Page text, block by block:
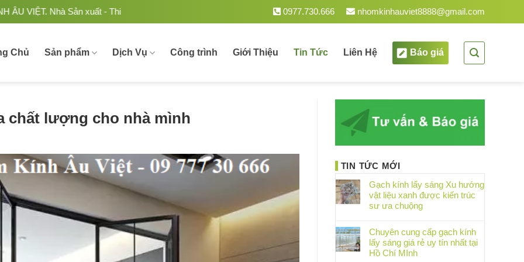
Sản xuất - Thi công Nhôm kính uy tín, chất lượng tại Việt Nam. 0977.730.666 nhomkinhauviet8888@gmail.com
Chủ Sản phẩm Dịch Vụ Công trình Giới Thiệu Tin Tức Liên Hệ Báo giá
chất lượng cho nhà mình
TIN TỨC MỚI
Gạch kính lấy sáng Xu hướng
vật liệu xanh được kiến trúc
sư ưa chuộng
Chuyên cung cấp gạch kính
lấy sáng giá rẻ uy tín nhất tại
Hồ Chí MInh